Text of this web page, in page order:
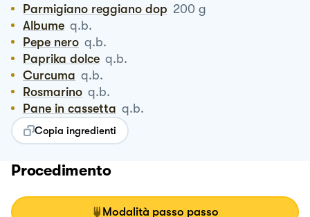
Parmigiano reggiano dop 200 g
Albume q.b.
Pepe nero q.b.
Paprika dolce q.b.
Curcuma q.b.
Rosmarino q.b.
Pane in cassetta q.b.
Copia ingredienti
Procedimento
Modalità passo passo